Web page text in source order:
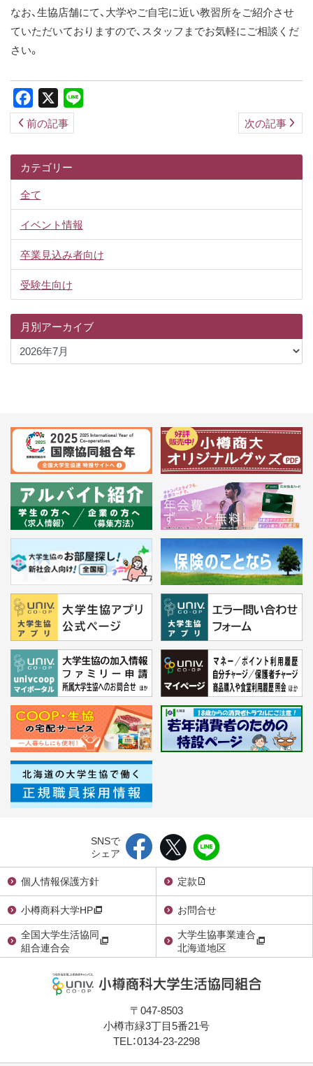
なお、生協店舗にて、大学やご自宅に近い教習所をご紹介させ
ていただいておりますので、スタッフまでお気軽にご相談くだ
さい。
Facebook
前の記事 次の記事
カテゴリー
全て
イベント情報
卒業見込み者向け
受験生向け
月別アーカイブ
SNSで
シェア
個人情報保護方針
定款
小樽商科大学HP
お問合せ
全国大学生活協同
組合連合会
大学生協事業連合
北海道地区
〒047-8503
小樽市緑3丁目5番21号
TEL：0134-23-2298